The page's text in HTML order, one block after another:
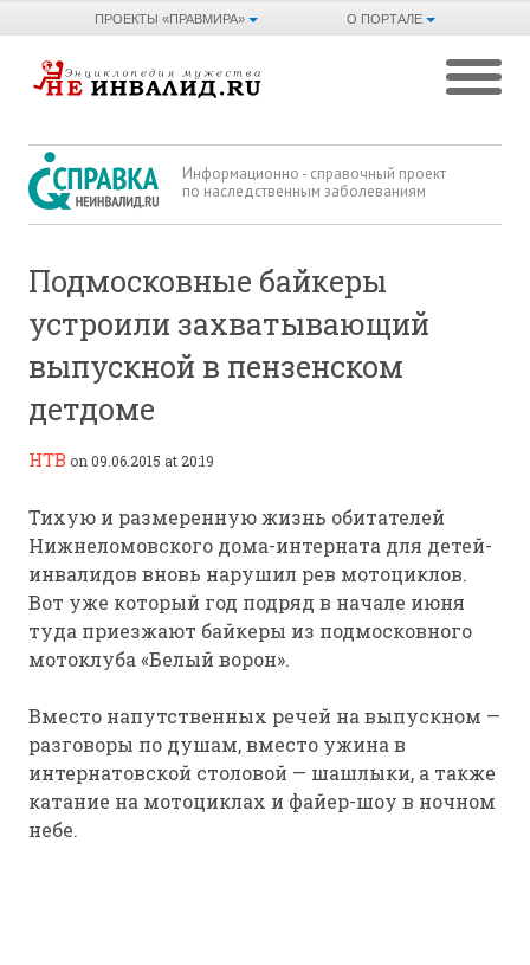
О ПОРТАЛЕ
ПРОЕКТЫ «ПРАВМИРА»
Информационно - справочный проект
по наследственным заболеваниям
Подмосковные байкеры
устроили захватывающий
выпускной в пензенском
детдоме
НТВ on 09.06.2015 at 20:19
Тихую и размеренную жизнь обитателей
Нижнеломовского дома-интерната для детей-
инвалидов вновь нарушил рев мотоциклов.
Вот уже который год подряд в начале июня
туда приезжают байкеры из подмосковного
мотоклуба «Белый ворон».
Вместо напутственных речей на выпускном —
разговоры по душам, вместо ужина в
интернатовской столовой — шашлыки, а также
катание на мотоциклах и файер-шоу в ночном
небе.